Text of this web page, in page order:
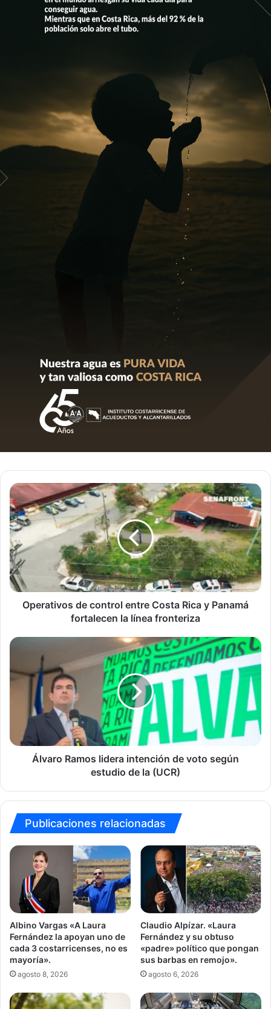
Operativos
de
control
entre
Costa
Rica
y
Panamá
fortalecen
Operativos de control entre Costa Rica y Panamá
fortalecen la línea fronteriza
Álvaro
lidera
intención
según
estudio
de
Álvaro Ramos lidera intención de voto según
estudio de la (UCR)
Publicaciones relacionadas
Albino Vargas «A Laura
Fernández la apoyan uno de
cada 3 costarricenses, no es
mayoría».
agosto 8, 2026
Claudio Alpízar. «Laura
Fernández y su obtuso
«padre» político que pongan
sus barbas en remojo».
agosto 6, 2026